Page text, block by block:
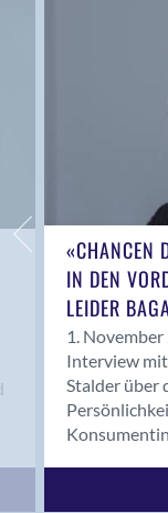
«CHANCEN
IN DEN
LEIDER
1.
Interview
Stalder über